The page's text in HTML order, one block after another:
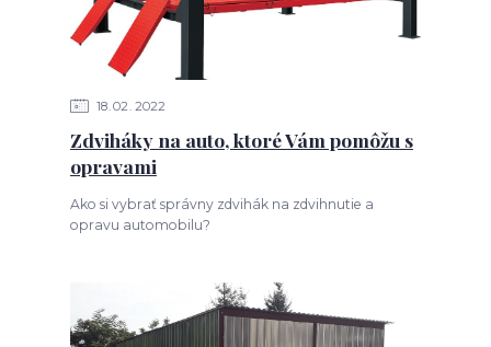
18 02 2022
Zdviháky na auto, ktoré Vám pomôžu s
opravami
Ako si vybrať správny zdvihák na zdvihnutie a
opravu automobilu?